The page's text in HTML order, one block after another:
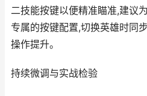
二技能按键以便精准瞄准,建议
专属的按键配置,切换英雄时同
操作提升。
持续微调与实战检验